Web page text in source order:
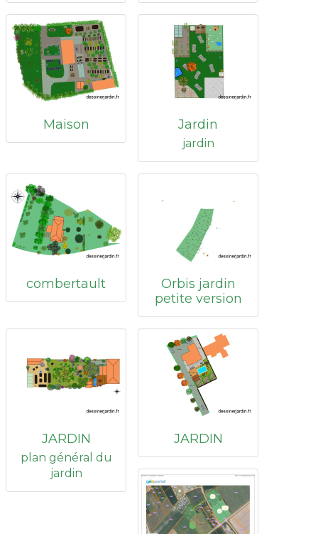
Maison Jardin
jardin
combertault
Orbis jardin
petite version
JARDIN
plan général du
jardin
JARDIN